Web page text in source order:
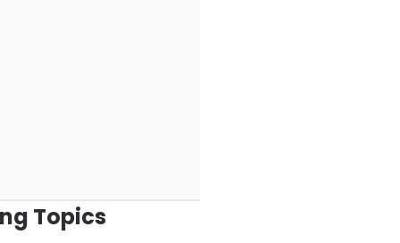
Topics